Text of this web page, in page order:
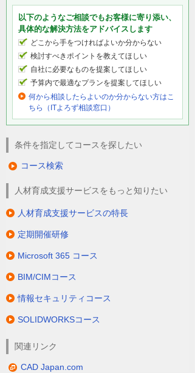
以下のようなご相談でもお客様に寄り添い、
具体的な解決方法をアドバイスします
どこから手をつければよいか分からない
検討すべきポイントを教えてほしい
自社に必要なものを提案してほしい
予算内で最適なプランを提案してほしい
何から相談したらよいのか分からない方はこ
ちら（ITよろず相談窓口）
条件を指定してコースを探したい
コース検索
人材育成支援サービスをもっと知りたい
人材育成支援サービスの特長
定期開催研修
Microsoft 365 コース
BIM/CIMコース
情報セキュリティコース
SOLIDWORKSコース
関連リンク
CAD Japan.com